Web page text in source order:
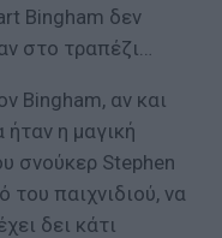
Bingham δεν
στο τραπέζι…
Bingham, αν και
η μαγική
σνούκερ Stephen
του παιχνιδιού, να
δει κάτι